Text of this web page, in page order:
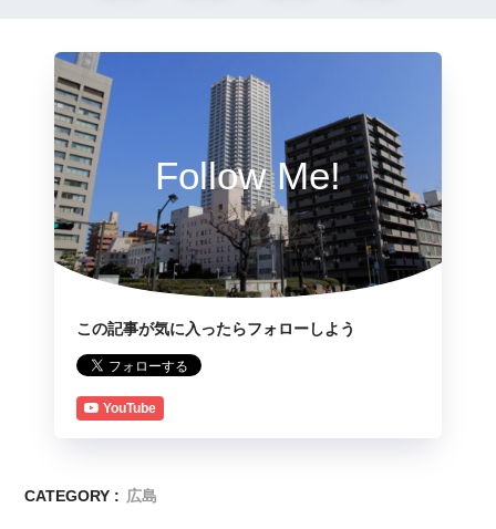
Follow Me!
この記事が気に入ったらフォローしよう
YouTube
CATEGORY : 広島